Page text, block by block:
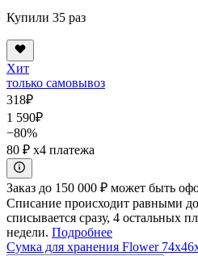
Купили 35 раз
Хит
только самовывоз
318₽
1 590₽
−80%
80 ₽ x4 платежа
Заказ до 150 000 ₽ может быть
Списание происходит равными
списывается сразу, 4 остальных
недели. Подробнее
Сумка для хранения Flower